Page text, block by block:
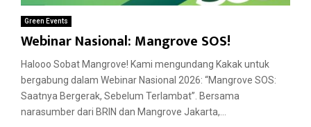
Green Events
Webinar Nasional: Mangrove SOS!
Halooo Sobat Mangrove! Kami mengundang Kakak untuk
bergabung dalam Webinar Nasional 2026: “Mangrove SOS:
Saatnya Bergerak, Sebelum Terlambat”. Bersama
narasumber dari BRIN dan Mangrove Jakarta,...